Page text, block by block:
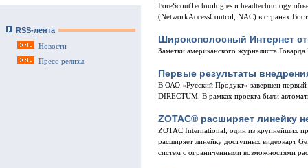
RSS-лента
Новости
Пресс-релизы
ForeScoutTechnologies и headtechnology
(NetworkAccessControl, NAC) в странах
Широкополосный Интернет
Заметки американского журналиста
Первые результаты
В ОАО «Русский Продукт» завершен первый
DIRECTUM. В рамках проекта были
ZOTAC® расширяет линейку
ZOTAC International, один из крупнейших
расширяет линейку доступных видеокарт
систем с ограниченными возможностями